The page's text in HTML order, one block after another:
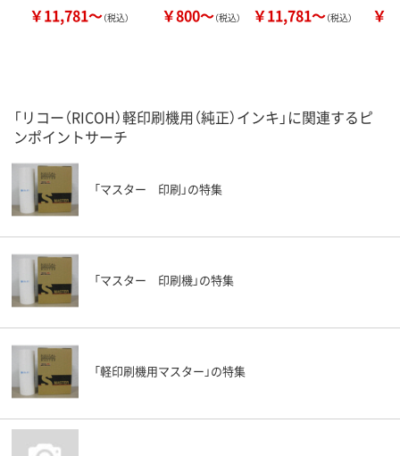
￥11,781～（税込） ￥800～（税込） ￥11,781～（税込） ￥
「リコー（RICOH）軽印刷機用（純正）インキ」に関連するピ
ンポイントサーチ
「マスター 印刷」の特集
「マスター 印刷機」の特集
「軽印刷機用マスター」の特集